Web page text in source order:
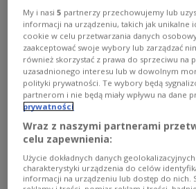
Nowy naczelny dowódca
Ukrainy. Zełenski uległ
My i nasi5 partnerzy przechowujemy lub
informacji na urządzeniu, takich jak unikalne
cookie w celu przetwarzania danych
zaakceptować swoje wybory lub zarządzać
również skorzystać z prawa do sprzeciwu na
uzasadnionego interesu lub w dowolnym
polityki prywatności. Te wybory będą
partnerom i nie będą miały wpływu na dane
prywatności
Wraz z naszymi partnerami
celu zapewnienia:
Użycie dokładnych danych
charakterystyki urządzenia do celów
informacji na urządzeniu lub dostęp do nich.